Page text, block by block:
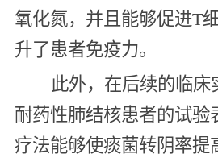
氧化氮，并且能够促进T
升了患者免疫力。
此外，在后续的临床
耐药性肺结核患者的试验
疗法能够使痰菌转阴率提